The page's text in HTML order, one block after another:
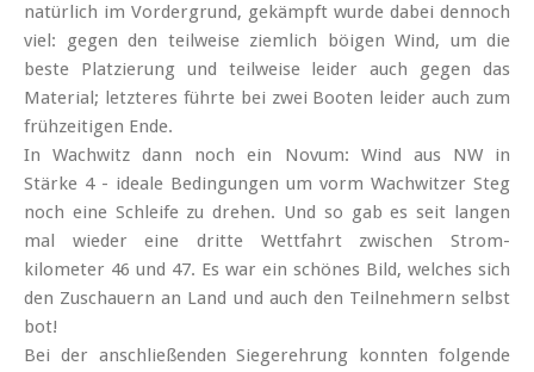
natürlich im Vor­der­grund, ge­kämpft wurde dabei dennoch
viel: gegen den teil­weise ziem­lich böigen Wind, um die
beste Platz­ierung und teil­weise leider auch gegen das
Material; letzteres führte bei zwei Booten leider auch zum
frühzeitigen Ende.
In Wachwitz dann noch ein Novum: Wind aus NW in
Stärke 4 - ideale Bedingungen um vorm Wach­witzer Steg
noch eine Schleife zu drehen. Und so gab es seit langen
mal wieder eine dritte Wettfahrt zwischen Strom­
kilometer 46 und 47. Es war ein schönes Bild, welches sich
den Zuschauern an Land und auch den Teilnehmern selbst
bot!
Bei der an­schlie­ßenden Sieger­ehrung konnten folgende